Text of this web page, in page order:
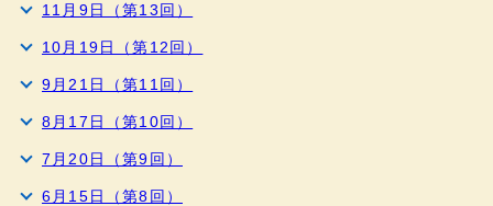
11月9日（第13回）
10月19日（第12回）
9月21日（第11回）
8月17日（第10回）
7月20日（第9回）
6月15日（第8回）